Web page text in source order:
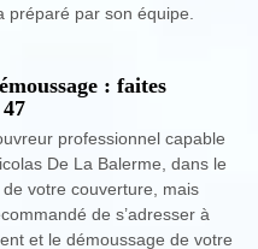
préparé par son équipe.
: faites
professionnel capable
De La Balerme, dans le
votre couverture, mais
de s’adresser à
et le démoussage de votre